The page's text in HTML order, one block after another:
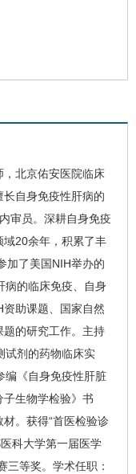
，北京佑安医院临床
自身免疫性肝病的
审员。深耕自身免疫
20余年，积累了丰
加了美国NIH举办的
病的临床免疫、自身
助课题、国家自然
的研究工作。主持
试剂的药物临床实
编《自身免疫性肝脏
生物学检验》书
。获得“首医检验诊
科大学第一届医学
三等奖。学术任职：